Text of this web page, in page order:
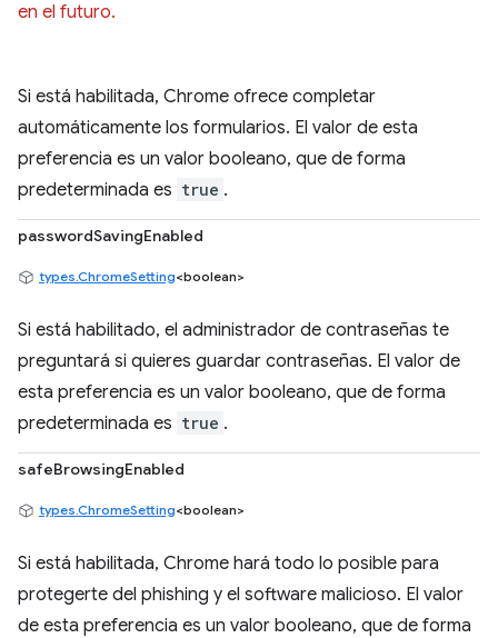
en el futuro.
Si está habilitada, Chrome ofrece completar
automáticamente los formularios. El valor de esta
preferencia es un valor booleano, que de forma
predeterminada es true .
passwordSavingEnabled
types.ChromeSetting<boolean>
Si está habilitado, el administrador de contraseñas te
preguntará si quieres guardar contraseñas. El valor de
esta preferencia es un valor booleano, que de forma
predeterminada es true .
safeBrowsingEnabled
types.ChromeSetting<boolean>
Si está habilitada, Chrome hará todo lo posible para
protegerte del phishing y el software malicioso. El valor
de esta preferencia es un valor booleano, que de forma